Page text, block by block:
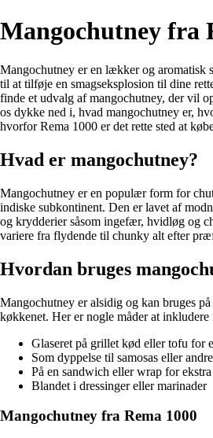
Mangochutney fra
Mangochutney er en lækker og aromatisk
til at tilføje en smagseksplosion til dine
finde et udvalg af mangochutney, der vil
os dykke ned i, hvad mangochutney er,
hvorfor Rema 1000 er det rette sted at
Hvad er mangochutney?
Mangochutney er en populær form for
indiske subkontinent. Den er lavet af
og krydderier såsom ingefær, hvidløg og
variere fra flydende til chunky alt efter
Hvordan bruges
Mangochutney er alsidig og kan bruges
køkkenet. Her er nogle måder at
Glaseret på grillet kød eller tofu for
Som dyppelse til samosas eller
På en sandwich eller wrap for ekstra
Blandet i dressinger eller marinader
Mangochutney fra Rema 1000